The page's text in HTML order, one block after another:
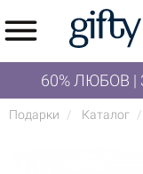
60% ЛЮБОВ |
Подарки Каталог